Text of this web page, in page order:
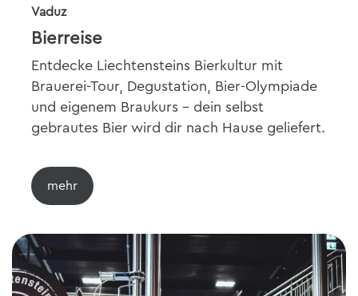
Vaduz
Bierreise
Entdecke Liechtensteins Bierkultur mit
Brauerei-Tour, Degustation, Bier-Olympiade
und eigenem Braukurs - dein selbst
gebrautes Bier wird dir nach Hause geliefert.